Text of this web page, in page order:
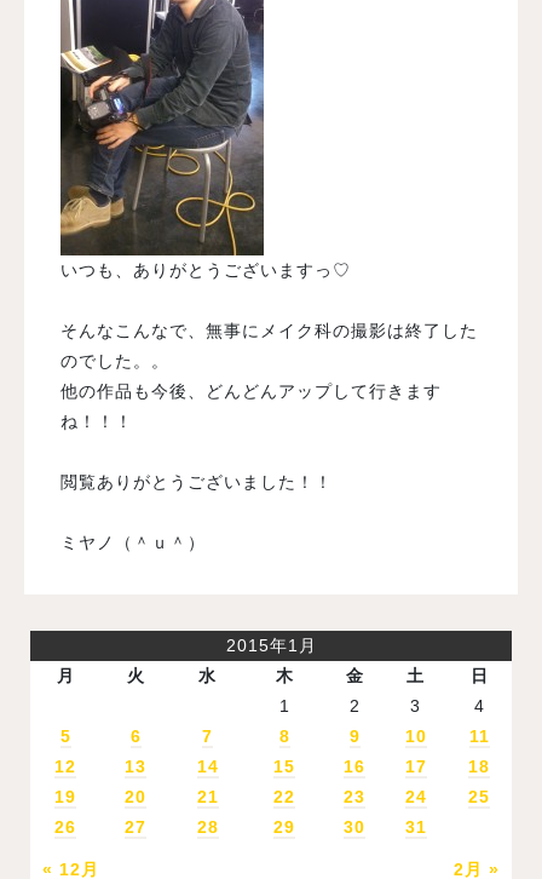
いつも、ありがとうございますっ♡
そんなこんなで、無事にメイク科の撮影は終了した
のでした。。
他の作品も今後、どんどんアップして行きます
ね！！！
閲覧ありがとうございました！！
ミヤノ（＾ｕ＾）
2015年1月
月
火 水 木 金 土 日
« 12月 2月 »
1 2 3
4
5
6 7 8 9 10
11
12
13 14 15 16 17
18
19
20 21 22 23 24
25
26
27 28 29 30 31